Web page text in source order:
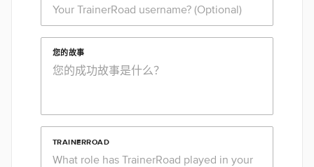
您的故事
TRAINERROAD